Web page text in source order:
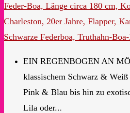
Feder-Boa, Länge circa 180 cm,
Charleston, 20er Jahre, Flapper,
Schwarze Federboa, Truthahn-
EIN REGENBOGEN AN
klassischem Schwarz &
Pink & Blau bis hin zu
Lila oder...